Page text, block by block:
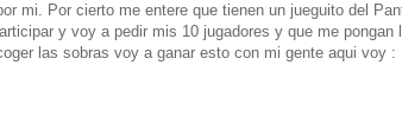
mi. Por cierto me entere que tienen un jueguito del
y voy a pedir mis 10 jugadores y que me
las sobras voy a ganar esto con mi gente aqui voy :